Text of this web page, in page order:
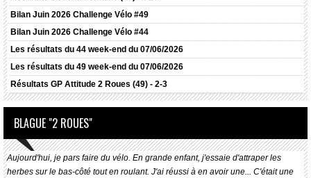
Bilan Juin 2026 Challenge Vélo #49
Bilan Juin 2026 Challenge Vélo #44
Les résultats du 44 week-end du 07/06/2026
Les résultats du 49 week-end du 07/06/2026
Résultats GP Attitude 2 Roues (49) - 2-3
BLAGUE "2 ROUES"
Aujourd'hui, je pars faire du vélo. En grande enfant, j'essaie d'attraper les
herbes sur le bas-côté tout en roulant. J'ai réussi à en avoir une... C'était une